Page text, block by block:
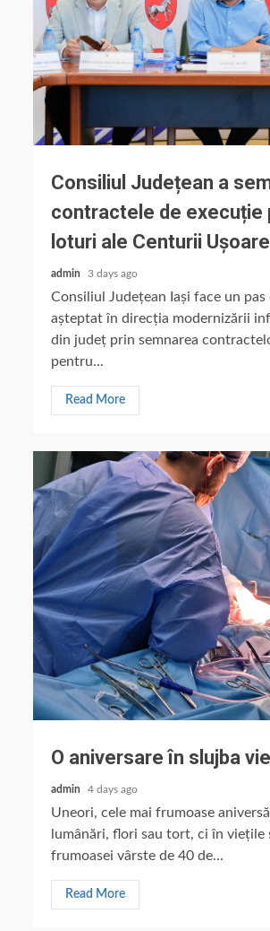
Consiliul Județean a
contractele de execuție
loturi ale Centurii Ușoare
admin 3 days ago
Consiliul Județean Iași face un
așteptat în direcția modernizării
din județ prin semnarea
pentru...
Read More
O aniversare în slujba
admin 4 days ago
Uneori, cele mai frumoase
lumânări, flori sau tort, ci în viețile
frumoasei vârste de 40 de...
Read More